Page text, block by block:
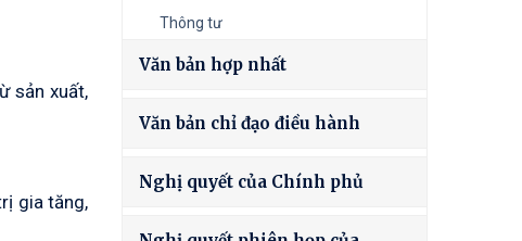
sản xuất,
gia tăng,
Thông tư
Văn bản hợp nhất
Văn bản chỉ đạo điều hành
Nghị quyết của Chính phủ